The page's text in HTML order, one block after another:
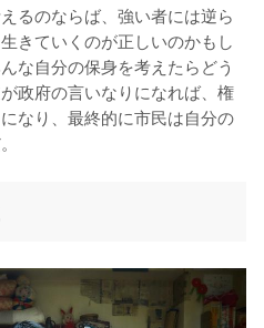
るのならば、強い者には逆ら
きていくのが正しいのかもし
な自分の保身を考えたらどう
政府の言いなりになれば、権
なり、最終的に市民は自分の